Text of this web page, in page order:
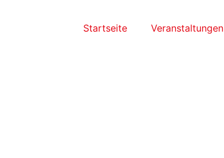
Startseite Veranstaltungen